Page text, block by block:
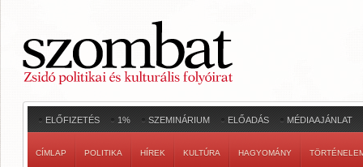
ELŐFIZETÉS 1% SZEMINÁRIUM ELŐADÁS MÉDIAAJÁNLAT
CÍMLAP POLITIKA HÍREK KULTÚRA HAGYOMÁNY